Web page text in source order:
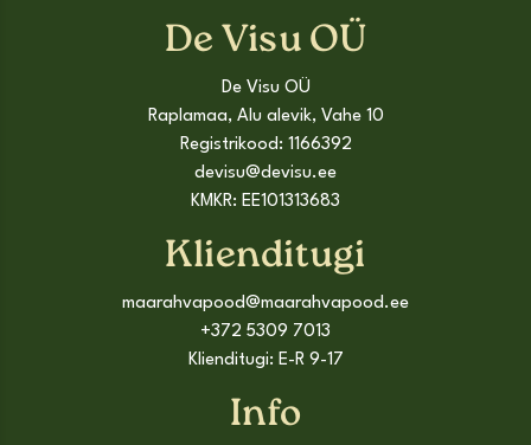
De Visu OÜ
De Visu OÜ
Raplamaa, Alu alevik, Vahe 10
Registrikood: 1166392
devisu@devisu.ee
KMKR: EE101313683
Klienditugi
maarahvapood@maarahvapood.ee
+372 5309 7013
Klienditugi: E-R 9-17
Info